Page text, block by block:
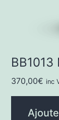
370,00€ inc